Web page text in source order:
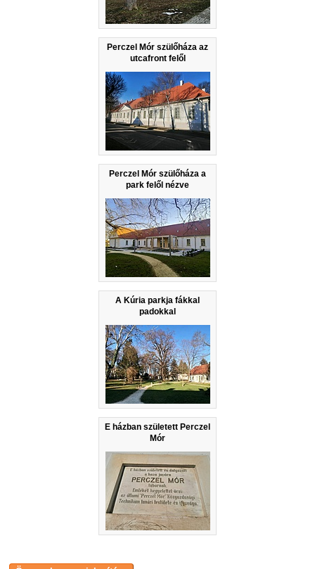
Perczel Mór szülőháza az
utcafront felől
Perczel Mór szülőháza a
park felől nézve
A Kúria parkja fákkal
padokkal
E házban született Perczel
Mór